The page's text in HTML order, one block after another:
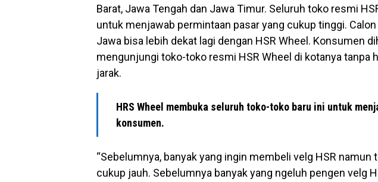
Barat, Jawa Tengah dan Jawa Timur. Seluruh toko resmi
untuk menjawab permintaan pasar yang cukup tinggi.
Jawa bisa lebih dekat lagi dengan HSR Wheel. Konsumen
mengunjungi toko-toko resmi HSR Wheel di kotanya tanpa
jarak.
HRS Wheel membuka seluruh toko-toko baru ini untuk
konsumen.
“Sebelumnya, banyak yang ingin membeli velg HSR namun
cukup jauh. Sebelumnya banyak yang ngeluh pengen velg